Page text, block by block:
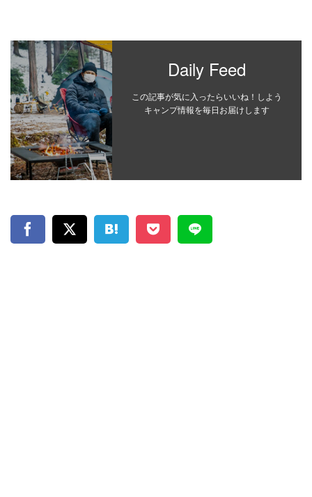
Daily Feed
この記事が気に入ったらいいね！しよう
キャンプ情報を毎日お届けします